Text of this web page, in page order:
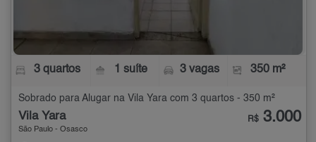
3 quartos 1 suíte 3 vagas 350 m²
Sobrado para Alugar na Vila Yara com 3 quartos - 350 m²
Vila Yara
São Paulo - Osasco
R$ 3.000